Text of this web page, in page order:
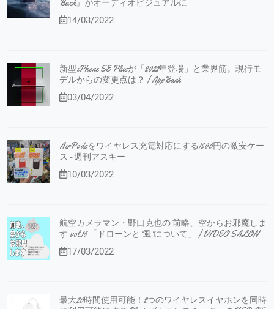
Back』がオーディオビジュアルに
14/03/2022
新型iPhone SE Plusが「2022年登場」と業界筋。現行モ
デルからの変更点は？ | AppBank
03/04/2022
AirPodsをワイヤレス充電対応にする1500円の激安ケー
ス - 週刊アスキー
10/03/2022
航空カメラマン・野口克也の 前略、空からお邪魔しま
す vol.16 「ドローンと”風”について」 | VIDEO SALON
17/03/2022
最大20時間使用可能！2つのワイヤレスイヤホンを同時